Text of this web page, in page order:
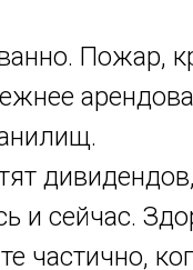
Пожар,
и сейчас.
частично,